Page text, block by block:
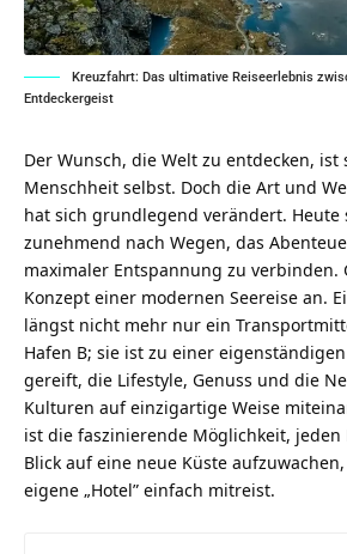
Kreuzfahrt: Das ultimative Reiseerlebnis
Entdeckergeist
Der Wunsch, die Welt zu entdecken, ist
Menschheit selbst. Doch die Art und
hat sich grundlegend verändert. Heute
zunehmend nach Wegen, das
maximaler Entspannung zu verbinden.
Konzept einer modernen Seereise an.
längst nicht mehr nur ein
Hafen B; sie ist zu einer
gereift, die Lifestyle, Genuss und die
Kulturen auf einzigartige Weise
ist die faszinierende Möglichkeit,
Blick auf eine neue Küste
eigene „Hotel” einfach mitreist.